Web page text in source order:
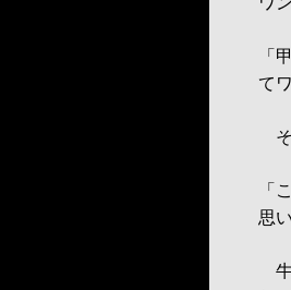
「
て
そ
「
思
牛